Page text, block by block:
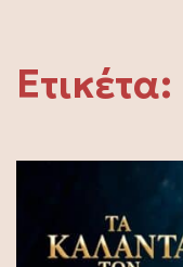
Ετικέτα: